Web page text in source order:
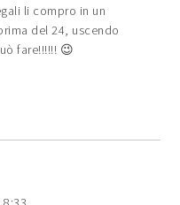
li compro in un
del 24, uscendo
fare!!!!!! 😉